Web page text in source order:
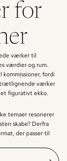
for
værker til
værdier og rum.
fordi
værker
figurativt ekko.
temaer resonerer
skabe? Derfra
der passer til